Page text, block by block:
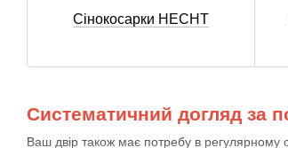
Систематичний догляд за
Ваш двір також має потребу в регулярному
Сінокосарки HECHT